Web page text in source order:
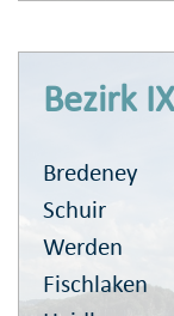
Bezirk IX
Bredeney
Schuir
Werden
Fischlaken